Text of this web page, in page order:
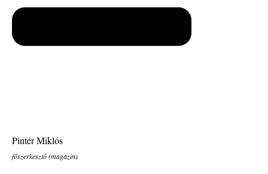
Pintér Miklós
főszerkesztő (magazin)